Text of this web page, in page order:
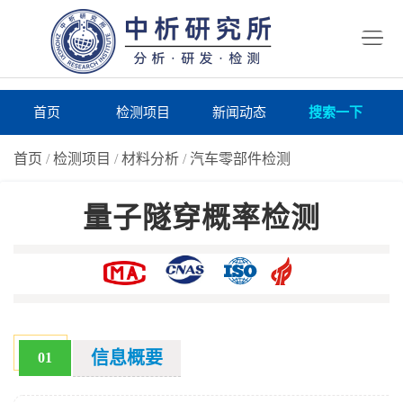
首页 检测项目 新闻动态 搜索一下
首页 /检测项目 /材料分析 / 汽车零部件检测
量子隧穿概率检测
01 信息概要